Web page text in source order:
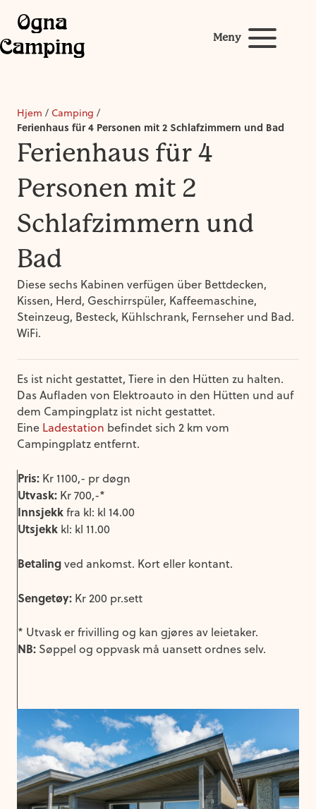
Meny
Hjem / Camping /
Ferienhaus für 4 Personen mit 2 Schlafzimmern und Bad
Ferienhaus für 4
Personen mit 2
Schlafzimmern und
Bad
Diese sechs Kabinen verfügen über Bettdecken,
Kissen, Herd, Geschirrspüler, Kaffeemaschine,
Steinzeug, Besteck, Kühlschrank, Fernseher und Bad.
WiFi.
Es ist nicht gestattet, Tiere in den Hütten zu halten.
Das Aufladen von Elektroauto in den Hütten und auf
dem Campingplatz ist nicht gestattet.
Eine Ladestation befindet sich 2 km vom
Campingplatz entfernt.
Pris: Kr 1100,- pr døgn
Utvask: Kr 700,-*
Innsjekkfra kl: kl 14.00
Utsjekk kl: kl 11.00
Betalingved ankomst. Kort eller kontant.
Sengetøy: Kr 200 pr.sett
* Utvask er frivilling og kan gjøres av leietaker.
NB: Søppel og oppvask må uansett ordnes selv.